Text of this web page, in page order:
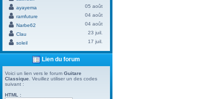
ayayema
05 août
ramfuture
04 août
Narbe62
04 août
Clau
23 juil.
soleil
17 juil.
Lien du forum
Voici un lien vers le forum Guitare
Classique . Veuillez utiliser un des codes
suivant :
HTML :